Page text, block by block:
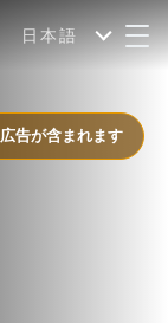
日本語
告が含まれます